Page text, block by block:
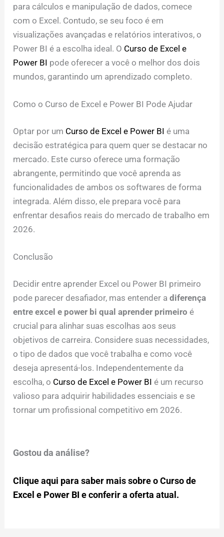
para cálculos e manipulação de dados, comece
com o Excel. Contudo, se seu foco é em
visualizações avançadas e relatórios interativos, o
Power BI é a escolha ideal. O Curso de Excel e
Power BI pode oferecer a você o melhor dos dois
mundos, garantindo um aprendizado completo.
Como o Curso de Excel e Power BI Pode Ajudar
Optar por um Curso de Excel e Power BI é uma
decisão estratégica para quem quer se destacar no
mercado. Este curso oferece uma formação
abrangente, permitindo que você aprenda as
funcionalidades de ambos os softwares de forma
integrada. Além disso, ele prepara você para
enfrentar desafios reais do mercado de trabalho em
2026.
Conclusão
Decidir entre aprender Excel ou Power BI primeiro
pode parecer desafiador, mas entender adiferença
entre excel e power bi qual aprender primeiro é
crucial para alinhar suas escolhas aos seus
objetivos de carreira. Considere suas necessidades,
o tipo de dados que você trabalha e como você
deseja apresentá-los. Independentemente da
escolha, o Curso de Excel e Power BI é um recurso
valioso para adquirir habilidades essenciais e se
tornar um profissional competitivo em 2026.
Gostou da análise?
Clique aqui para saber mais sobre o Curso de
Excel e Power BI e conferir a oferta atual.